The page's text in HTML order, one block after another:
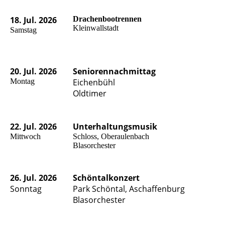
18. Jul. 2026
Samstag
Drachenbootrennen
Kleinwallstadt
20. Jul. 2026
Montag
Seniorennachmittag
Eichenbühl
Oldtimer
22. Jul. 2026
Mittwoch
Unterhaltungsmusik
Schloss, Oberaulenbach
Blasorchester
26. Jul. 2026
Sonntag
Schöntalkonzert
Park Schöntal, Aschaffenburg
Blasorchester